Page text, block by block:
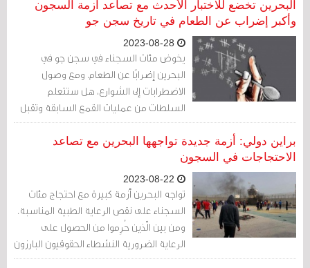
يسارية في الدولة الخليجية- جمعية العمل
الوطني الديمقراطي (وعد) - إلى جانب غيره
من القادة المحتجين في تلك الفترة...
البحرين تخضع للاختبار الأحدث مع تصاعد أزمة السجون
وأكبر إضراب عن الطعام في تاريخ سجن جو
يخوض مئات السجناء في سجن جو في
البحرين إضرابًا عن الطعام. ومع وصول
الاضطرابات إلى الشوارع، هل ستتعلم
السلطات من عمليات القمع السابقة وتقبل
مطالب المحتجين؟
براين دولي: أزمة جديدة تواجهها البحرين مع تصاعد
الاحتجاجات في السجون
تواجه البحرين أزمة كبيرة مع احتجاج مئات
السجناء على نقص الرعاية الطبية المناسبة.
ومن بين الّذين حُرِموا من الحصول على
الرعاية الضرورية النشطاء الحقوقيون البارزون
عبد الهادي الخواجة وعبد الجليل السنكيس